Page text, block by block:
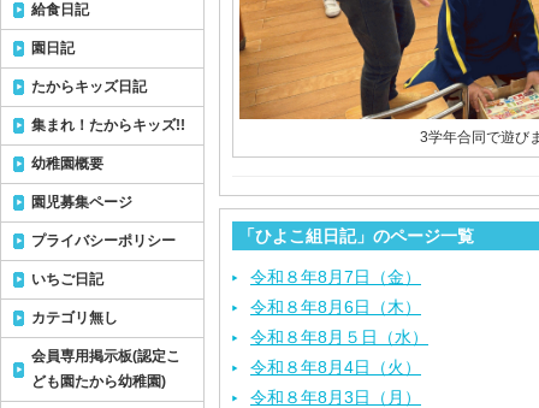
3学年合同で遊び
「ひよこ組日記」のページ一覧
令和８年8月7日（金）
令和８年8月6日（木）
令和８年8月５日（水）
令和８年8月4日（火）
令和８年8月3日（月）
給食日記
園日記
たからキッズ日記
集まれ！たからキッズ!!
幼稚園概要
園児募集ページ
プライバシーポリシー
いちご日記
カテゴリ無し
会員専用掲示板(認定こ
ども園たから幼稚園)